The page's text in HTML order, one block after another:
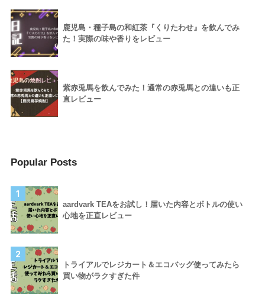
鹿児島・種子島の和紅茶『くりたわせ』を飲んでみ
た！実際の味や香りをレビュー
紫赤兎馬を飲んでみた！通常の赤兎馬との違いも正
直レビュー
Popular Posts
1
aardvark TEAをお試し！届いた内容とボトルの使い
心地を正直レビュー
2
トライアルでレジカート＆エコバッグ使ってみたら
買い物がラクすぎた件